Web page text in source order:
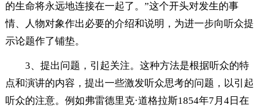
的生命将永远地连接在一起了。”这个开头对发生的事
情、人物对象作出必要的介绍和说明，为进一步向听众提
示论题作了铺垫。
3、提出问题，引起关注。这种方法是根据听众的特
点和演讲的内容，提出一些激发听众思考的问题，以引起
听众的注意。例如弗雷德里克·道格拉斯1854年7月4日在